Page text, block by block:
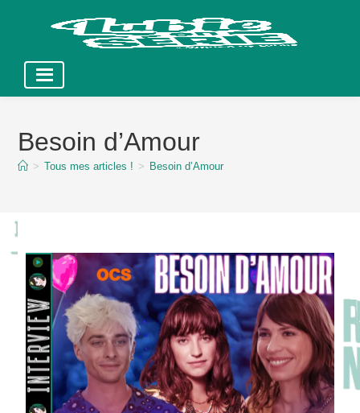
contentBesoin d’Amour
> Tous mes articles ! > Besoin d’Amour